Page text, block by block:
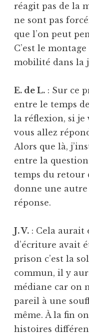
réagit pas de la
ne sont pas
que l’on peut
C’est le
mobilité dans la
E. de L. : Sur ce
entre le temps
la réflexion, si je
vous allez
Alors que là,
entre la
temps du retour
donne une
réponse.
J. V. : Cela aurait
d’écriture avait
prison c’est la
commun, il y
médiane car on
pareil à une
même. À la fin
histoires